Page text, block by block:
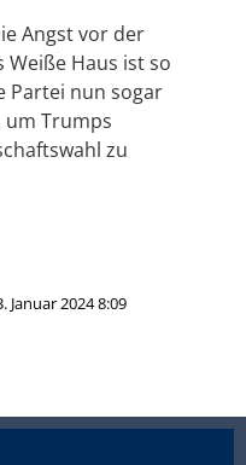
Angst vor der
Haus ist so
Partei nun sogar
Trumps
zu
Januar 2024 8:09